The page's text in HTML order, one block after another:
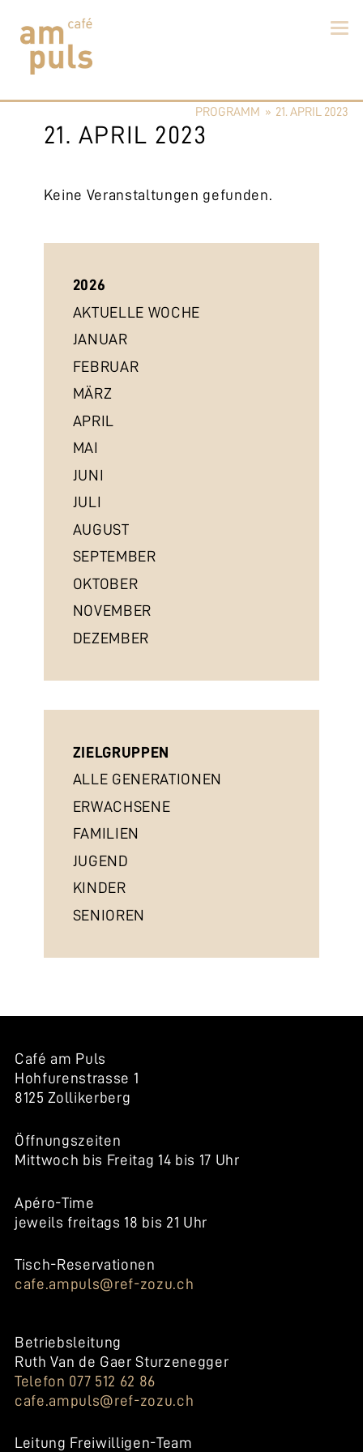
Cafe am Puls
Der beste Kaffee im Zollikerberg
PROGRAMM » 21. APRIL 2023
21. APRIL 2023
Keine Veranstaltungen gefunden.
2026
AKTUELLE WOCHE
JANUAR
FEBRUAR
MÄRZ
APRIL
MAI
JUNI
JULI
AUGUST
SEPTEMBER
OKTOBER
NOVEMBER
DEZEMBER
ZIELGRUPPEN
ALLE GENERATIONEN
ERWACHSENE
FAMILIEN
JUGEND
KINDER
SENIOREN
Café am Puls
Hohfurenstrasse 1
8125 Zollikerberg
Öffnungszeiten
Mittwoch bis Freitag 14 bis 17 Uhr
Apéro-Time
jeweils freitags 18 bis 21 Uhr
Tisch-Reservationen
cafe.ampuls@ref-zozu.ch
Betriebsleitung
Ruth Van de Gaer Sturzenegger
Telefon 077 512 62 86
cafe.ampuls@ref-zozu.ch
Leitung Freiwilligen-Team